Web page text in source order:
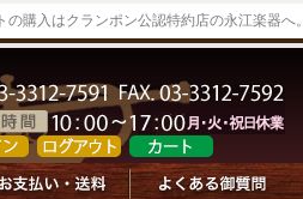
購入はクランポン公認特約店の永江楽器へ。